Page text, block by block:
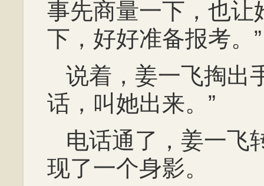
事先商量一下，也让
下，好好准备报考。”
说着，姜一飞掏出
话，叫她出来。”
电话通了，姜一飞
现了一个身影。